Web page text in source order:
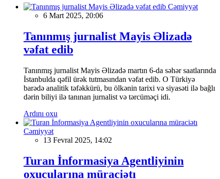
Cəmiyyət
6 Mart 2025, 20:06
Tanınmış jurnalist Mayis Əlizadə
vəfat edib
Tanınmış jurnalist Mayis Əlizadə martın 6-da səhər saatlarında
İstanbulda qəfil ürək tutmasından vəfat edib. O Türkiyə
barədə analitik təfəkkürü, bu ölkənin tarixi və siyasəti ilə bağlı
dərin biliyi ilə tanınan jurnalist və tərcüməçi idi.
Ardını oxu
Cəmiyyət
13 Fevral 2025, 14:02
Turan İnformasiya Agentliyinin
oxucularına müraciətı